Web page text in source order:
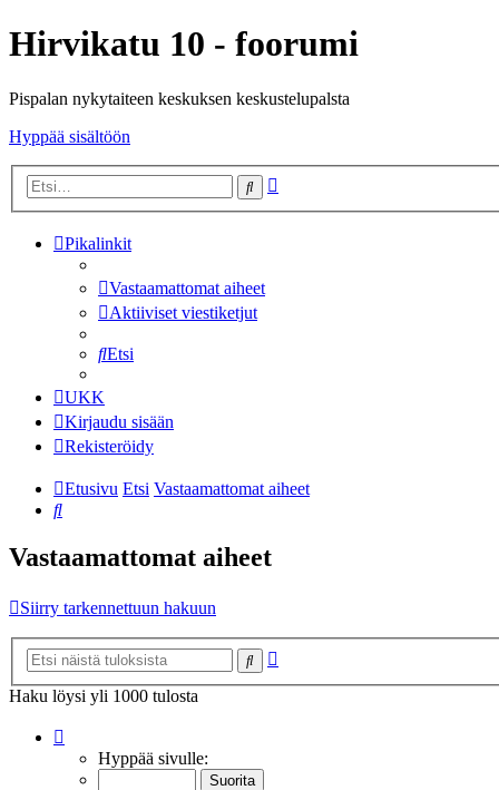
Hirvikatu 10 - foorumi
Pispalan nykytaiteen keskuksen keskustelupalsta
Hyppää sisältöön
Etsi
Pikalinkit
Vastaamattomat aiheet
Aktiiviset viestiketjut
Etsi
UKK
Kirjaudu sisään
Rekisteröidy
Etusivu Etsi Vastaamattomat aiheet
Etsi
Vastaamattomat aiheet
Siirry tarkennettuun hakuun
Etsi
Haku löysi yli 1000 tulosta
20 Hyppää sivulle: